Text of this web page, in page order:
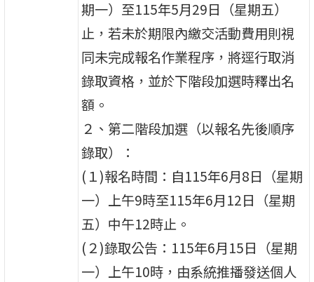
期一）至115年5月29日（星期五）
止，若未於期限內繳交活動費用則視
同未完成報名作業程序，將逕行取消
錄取資格，並於下階段加選時釋出名
額。
２、第二階段加選（以報名先後順序
錄取）：
(１)報名時間：自115年6月8日（星期
一）上午9時至115年6月12日（星期
五）中午12時止。
(２)錄取公告：115年6月15日（星期
一）上午10時，由系統推播發送個人